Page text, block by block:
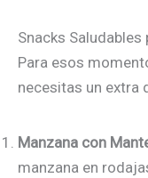
Snacks Saludables
Para esos
necesitas un extra
Manzana con
manzana en